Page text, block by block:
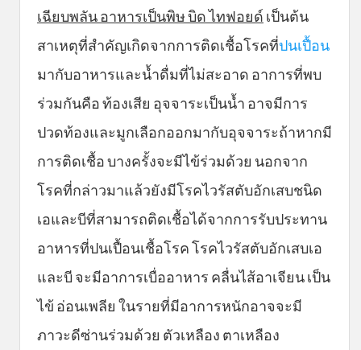
เฉียบพลัน อาหารเป็นพิษ บิด ไทฟอยด์ เป็นต้น
สาเหตุที่สำคัญเกิดจากการติดเชื้อโรคที่ปนเปื้อน
มากับอาหารและน้ำดื่มที่ไม่สะอาด อาการที่พบ
ร่วมกันคือ ท้องเสีย อุจจาระเป็นน้ำ อาจมีการ
ปวดท้องและมูกเลือกออกมากับอุจจาระถ้าหากมี
การติดเชื้อ บางครั้งจะมีไข้ร่วมด้วย นอกจาก
โรคที่กล่าวมาแล้วยังมีโรคไวรัสตับอักเสบชนิด
เอและบีที่สามารถติดเชื้อได้จากการรับประทาน
อาหารที่ปนเปื้อนเชื้อโรค โรคไวรัสตับอักเสบเอ
และบี จะมีอาการเบื่ออาหาร คลื่นไส้อาเจียน เป็น
ไข้ อ่อนเพลีย ในรายที่มีอาการหนักอาจจะมี
ภาวะดีซ่านร่วมด้วย ตัวเหลือง ตาเหลือง